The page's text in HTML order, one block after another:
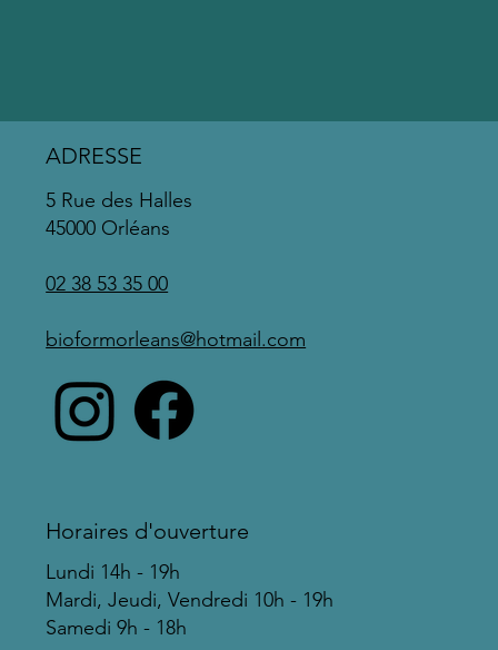
ADRESSE
5 Rue des Halles
45000 Orléans
02 38 53 35 00
bioformorleans@hotmail.com
Lundi 14h - 19h
Mardi, Jeudi, Vendredi 10h - 19h
Samedi 9h - 18h
Horaires d'ouverture